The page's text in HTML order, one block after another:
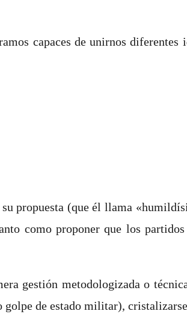
capaces de unirnos
propuesta (que él llama
como proponer que los
gestión metodologizada o
de estado militar),